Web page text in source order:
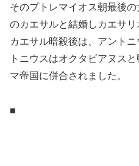
そのプトレマイオス朝最後
のカエサルと結婚しカエサリ
カエサル暗殺後は、アント
トニウスはオクタビアヌス
マ帝国に併合されました。
■